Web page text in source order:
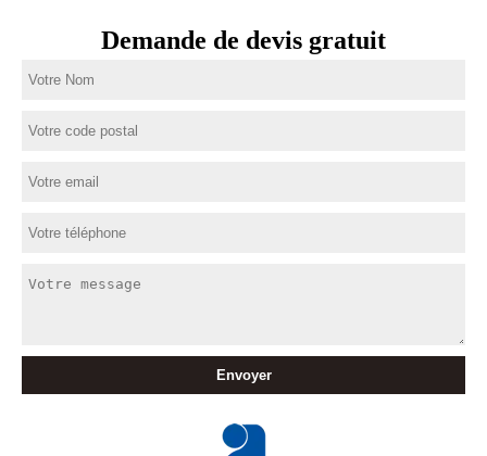
Demande de devis gratuit